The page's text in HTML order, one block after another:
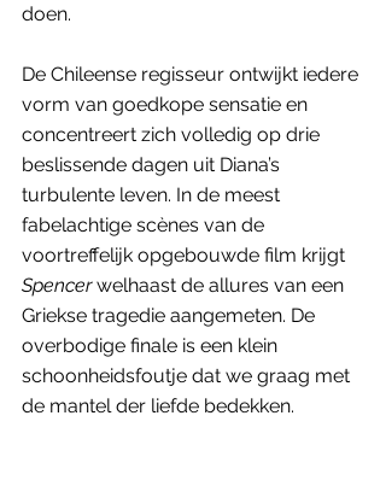
doen.
De Chileense regisseur ontwijkt iedere
vorm van goedkope sensatie en
concentreert zich volledig op drie
beslissende dagen uit Diana’s
turbulente leven. In de meest
fabelachtige scènes van de
voortreffelijk opgebouwde film krijgt
Spencer welhaast de allures van een
Griekse tragedie aangemeten. De
overbodige finale is een klein
schoonheidsfoutje dat we graag met
de mantel der liefde bedekken.